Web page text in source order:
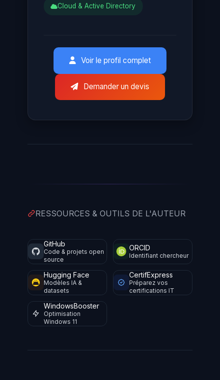
Cloud & Active Directory
Voir le profil complet
Demander un devis
RESSOURCES & OUTILS DE L'AUTEUR
GitHub
Code & projets open
source
ORCID
Identifiant chercheur
Hugging Face
Modèles IA &
datasets
CertifExpress
Préparez vos
certifications IT
WindowsBooster
Optimisation
Windows 11